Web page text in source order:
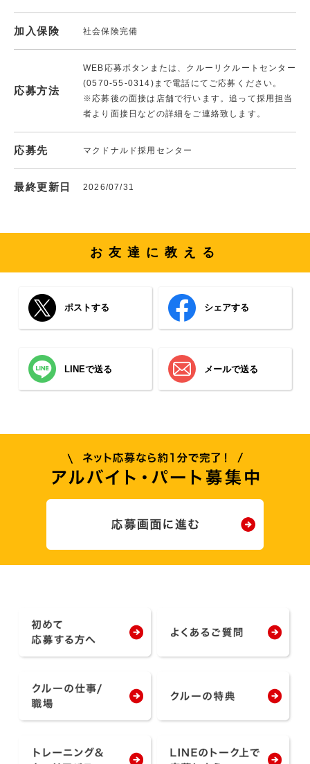
加入保険 社会保険完備
応募方法
WEB応募ボタンまたは、クルーリクルートセンター
(0570-55-0314)まで電話にてご応募ください。
※応募後の面接は店舗で行います。追って採用担当
者より面接日などの詳細をご連絡致します。
応募先 マクドナルド採用センター
最終更新日 2026/07/31
お友達に教える
ポストする シェアする
LINEで送る メールで送る